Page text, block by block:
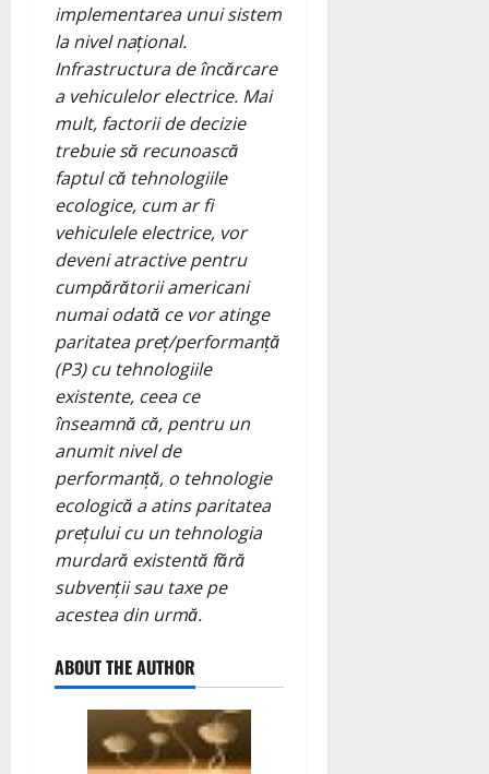
implementarea unui sistem
la nivel național.
Infrastructura de încărcare
a vehiculelor electrice. Mai
mult, factorii de decizie
trebuie să recunoască
faptul că tehnologiile
ecologice, cum ar fi
vehiculele electrice, vor
deveni atractive pentru
cumpărătorii americani
numai odată ce vor atinge
paritatea preț/performanță
(P3) cu tehnologiile
existente, ceea ce
înseamnă că, pentru un
anumit nivel de
performanță, o tehnologie
ecologică a atins paritatea
prețului cu un tehnologia
murdară existentă fără
subvenții sau taxe pe
acestea din urmă.
ABOUT THE AUTHOR